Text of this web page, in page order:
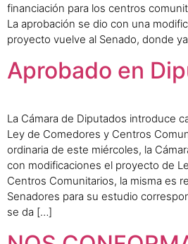
financiación para los centros
La aprobación se dio con una
proyecto vuelve al Senado, donde
Aprobado en
La Cámara de Diputados introduce
Ley de Comedores y Centros
ordinaria de este miércoles, la
con modificaciones el proyecto de
Centros Comunitarios, la misma es
Senadores para su estudio
se da […]